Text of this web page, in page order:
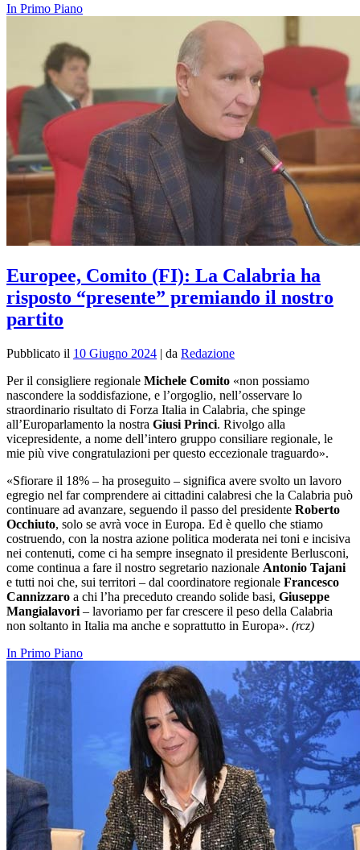
In Primo Piano
Europee, Comito (FI): La Calabria ha
risposto “presente” premiando il nostro
partito
Pubblicato il 10 Giugno 2024 | da Redazione
Per il consigliere regionale Michele Comito «non possiamo
nascondere la soddisfazione, e l’orgoglio, nell’osservare lo
straordinario risultato di Forza Italia in Calabria, che spinge
all’Europarlamento la nostra Giusi Princi. Rivolgo alla
vicepresidente, a nome dell’intero gruppo consiliare regionale, le
mie più vive congratulazioni per questo eccezionale traguardo».
«Sfiorare il 18% – ha proseguito – significa avere svolto un lavoro
egregio nel far comprendere ai cittadini calabresi che la Calabria può
continuare ad avanzare, seguendo il passo del presidente Roberto
Occhiuto, solo se avrà voce in Europa. Ed è quello che stiamo
costruendo, con la nostra azione politica moderata nei toni e incisiva
nei contenuti, come ci ha sempre insegnato il presidente Berlusconi,
come continua a fare il nostro segretario nazionale Antonio Tajani
e tutti noi che, sui territori – dal coordinatore regionale Francesco
Cannizzaro a chi l’ha preceduto creando solide basi, Giuseppe
Mangialavori – lavoriamo per far crescere il peso della Calabria
non soltanto in Italia ma anche e soprattutto in Europa». (rcz)
In Primo Piano